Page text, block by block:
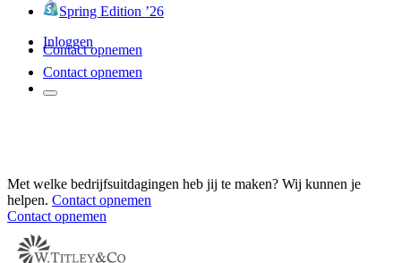
Spring Edition ’26
Inloggen
Contact opnemen
Contact opnemen
Met welke bedrijfsuitdagingen heb jij te maken? Wij kunnen je
helpen. Contact opnemen
Contact opnemen